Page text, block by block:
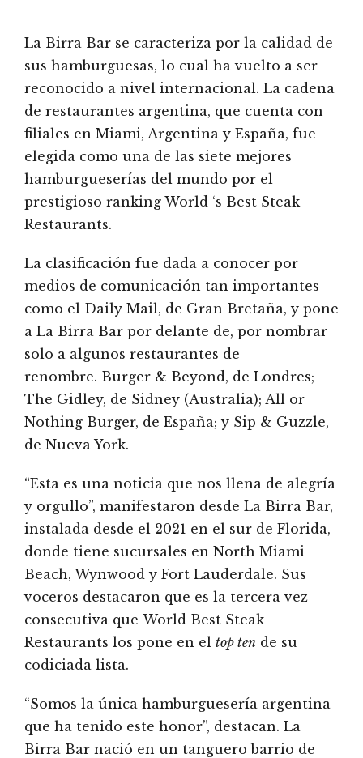
La Birra Bar se caracteriza por la calidad de
sus hamburguesas, lo cual ha vuelto a ser
reconocido a nivel internacional. La cadena
de restaurantes argentina, que cuenta con
filiales en Miami, Argentina y España, fue
elegida como una de las siete mejores
hamburgueserías del mundo por el
prestigioso ranking World ‘s Best Steak
Restaurants.
La clasificación fue dada a conocer por
medios de comunicación tan importantes
como el Daily Mail, de Gran Bretaña, y pone
a La Birra Bar por delante de, por nombrar
solo a algunos restaurantes de
renombre. Burger & Beyond, de Londres;
The Gidley, de Sidney (Australia); All or
Nothing Burger, de España; y Sip & Guzzle,
de Nueva York.
“Esta es una noticia que nos llena de alegría
y orgullo”, manifestaron desde La Birra Bar,
instalada desde el 2021 en el sur de Florida,
donde tiene sucursales en North Miami
Beach, Wynwood y Fort Lauderdale. Sus
voceros destacaron que es la tercera vez
consecutiva que World Best Steak
Restaurants los pone en el top ten de su
codiciada lista.
“Somos la única hamburguesería argentina
que ha tenido este honor”, destacan. La
Birra Bar nació en un tanguero barrio de